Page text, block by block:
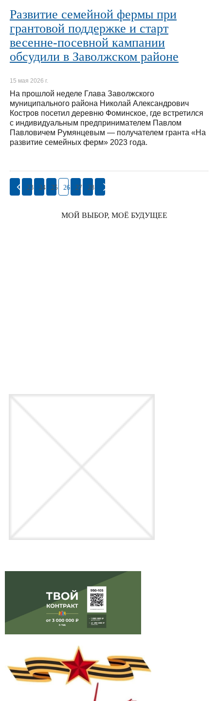
Развитие семейной фермы при
грантовой поддержке и старт
весенне-посевной кампании
обсудили в Заволжском районе
15 мая 2026 г.
На прошлой неделе Глава Заволжского
муниципального района Николай Александрович
Костров посетил деревню Фоминское, где встретился
с индивидуальным предпринимателем Павлом
Павловичем Румянцевым — получателем гранта «На
развитие семейных ферм» 2023 года.
23 24 25 26 27 28
МОЙ ВЫБОР, МОЁ БУДУЩЕЕ